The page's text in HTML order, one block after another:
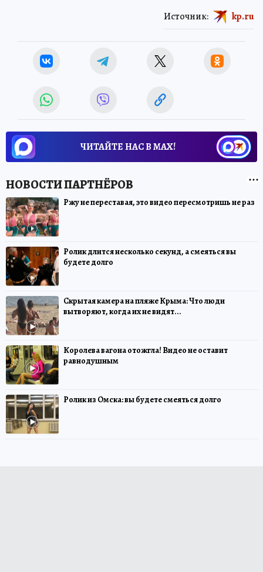
Источник: kp.ru
ЧИТАЙТЕ НАС В МАХ!
Ржу не переставая, это видео пересмотришь не раз
Ролик длится несколько секунд, а смеяться вы
будете долго
Скрытая камера на пляже Крыма: Что люди
вытворяют, когда их не видят...
Королева вагона отожгла! Видео не оставит
равнодушным
Ролик из Омска: вы будете смеяться долго